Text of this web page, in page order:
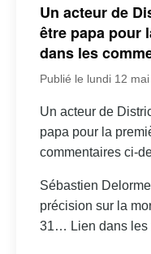
Un acteur de
être papa pour
dans les
Publié le lundi 12
Un acteur de
papa pour la
commentaires ci-
Sébastien
précision sur la
31… Lien dans les